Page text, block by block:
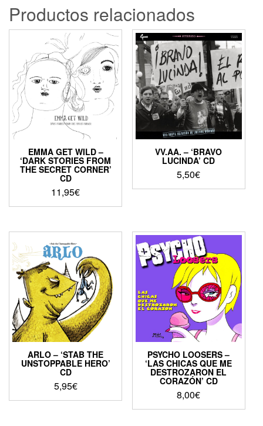
Productos relacionados
EMMA GET WILD –
‘DARK STORIES FROM
THE SECRET CORNER’
CD
11,95€
VV.AA. – ‘BRAVO
LUCINDA’ CD
5,50€
ARLO – ‘STAB THE
UNSTOPPABLE HERO’
CD
5,95€
PSYCHO LOOSERS –
‘LAS CHICAS QUE ME
DESTROZARON EL
CORAZÓN’ CD
8,00€